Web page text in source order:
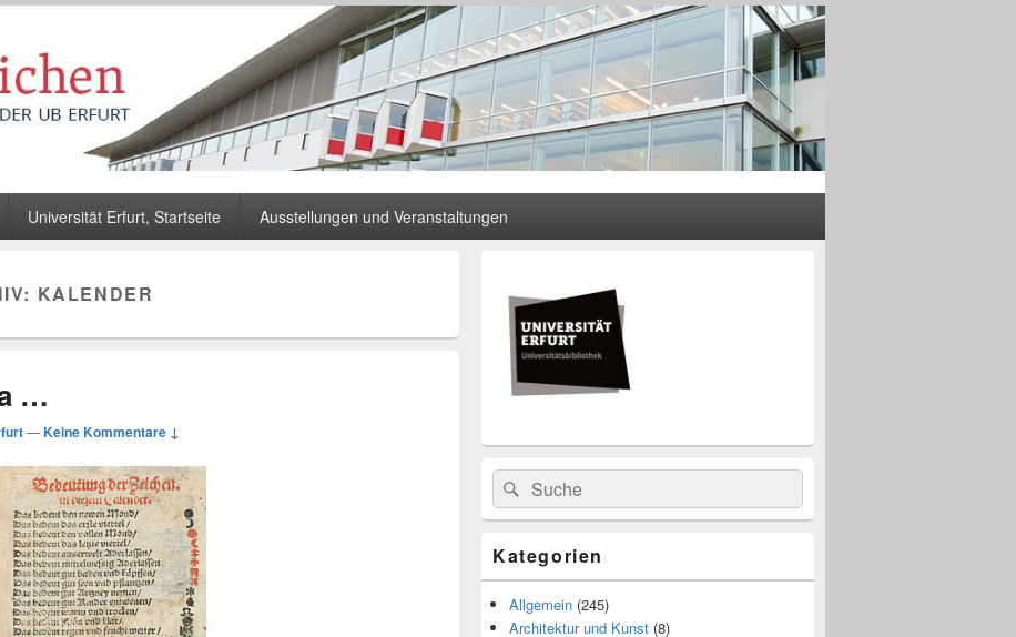
Universität Erfurt, Startseite Ausstellungen und Veranstaltungen
KALENDER
…
—Keine Kommentare ↓
Widget-
Bereich
Search
for:
Suche
Kategorien
Allgemein (245)
Architektur und Kunst (8)